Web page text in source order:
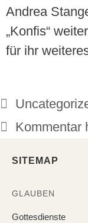
Andrea
„Konfis“
für ihr
Kommentar
SITEMAP
GLAUBEN
Gottesdienste